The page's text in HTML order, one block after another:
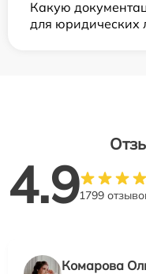
Какую
для юридических
4.91799
Комарова